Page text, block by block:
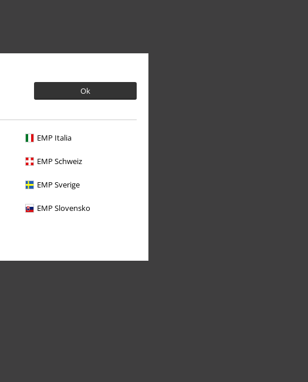
Ok
EMP Italia
EMP Schweiz
EMP Sverige
EMP Slovensko